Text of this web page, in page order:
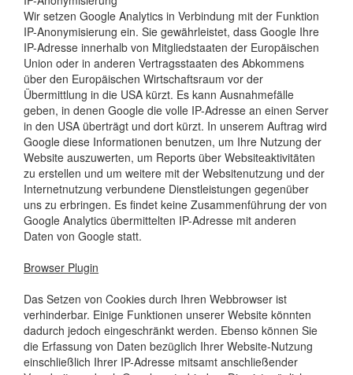
Wir setzen Google Analytics in Verbindung mit der Funktion
IP-Anonymisierung ein. Sie gewährleistet, dass Google Ihre
IP-Adresse innerhalb von Mitgliedstaaten der Europäischen
Union oder in anderen Vertragsstaaten des Abkommens
über den Europäischen Wirtschaftsraum vor der
Übermittlung in die USA kürzt. Es kann Ausnahmefälle
geben, in denen Google die volle IP-Adresse an einen Server
in den USA überträgt und dort kürzt. In unserem Auftrag wird
Google diese Informationen benutzen, um Ihre Nutzung der
Website auszuwerten, um Reports über Websiteaktivitäten
zu erstellen und um weitere mit der Websitenutzung und der
Internetnutzung verbundene Dienstleistungen gegenüber
uns zu erbringen. Es findet keine Zusammenführung der von
Google Analytics übermittelten IP-Adresse mit anderen
Daten von Google statt.
Browser Plugin
Das Setzen von Cookies durch Ihren Webbrowser ist
verhinderbar. Einige Funktionen unserer Website könnten
dadurch jedoch eingeschränkt werden. Ebenso können Sie
die Erfassung von Daten bezüglich Ihrer Website-Nutzung
einschließlich Ihrer IP-Adresse mitsamt anschließender